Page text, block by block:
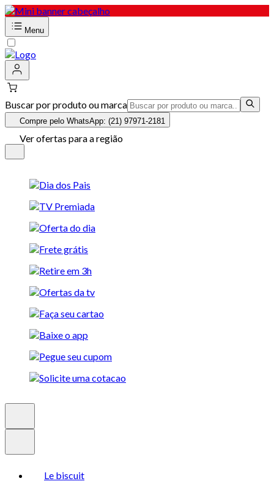
Menu
Buscar por produto ou marca
Compre pelo WhatsApp: (21) 97971-2181
Ver ofertas para a região
Le biscuit